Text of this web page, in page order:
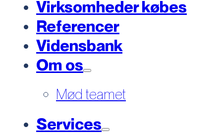
Virksomheder købes
Referencer
Vidensbank
Om os
Mød teamet
Services